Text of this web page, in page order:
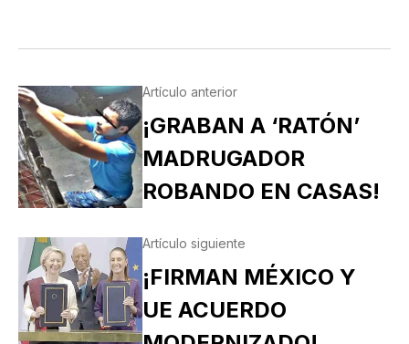
Artículo anterior
¡GRABAN A ‘RATÓN’
MADRUGADOR
ROBANDO EN CASAS!
Artículo siguiente
¡FIRMAN MÉXICO Y
UE ACUERDO